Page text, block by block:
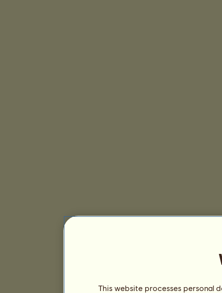
This website processes personal